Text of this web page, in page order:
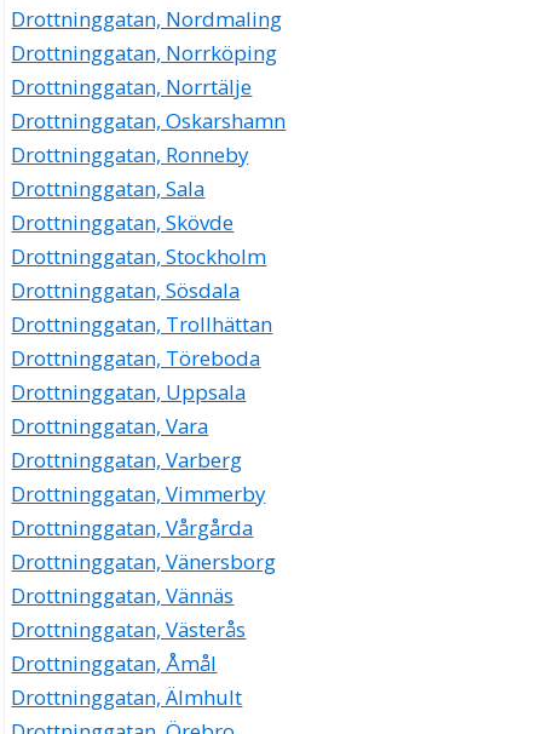
Drottninggatan, Nordmaling
Drottninggatan, Norrköping
Drottninggatan, Norrtälje
Drottninggatan, Oskarshamn
Drottninggatan, Ronneby
Drottninggatan, Sala
Drottninggatan, Skövde
Drottninggatan, Stockholm
Drottninggatan, Sösdala
Drottninggatan, Trollhättan
Drottninggatan, Töreboda
Drottninggatan, Uppsala
Drottninggatan, Vara
Drottninggatan, Varberg
Drottninggatan, Vimmerby
Drottninggatan, Vårgårda
Drottninggatan, Vänersborg
Drottninggatan, Vännäs
Drottninggatan, Västerås
Drottninggatan, Åmål
Drottninggatan, Älmhult